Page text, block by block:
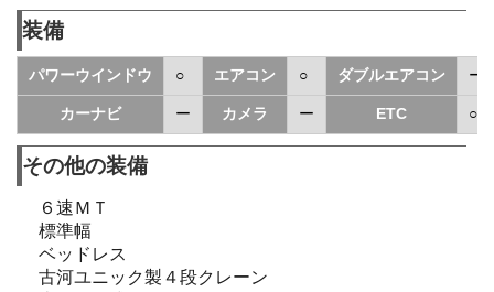
装備
パワーウインドウ ○ エアコン ○ ダブルエアコン ー
カーナビ ー カメラ ー ETC ○
その他の装備
６速ＭＴ
標準幅
ベッドレス
古河ユニック製４段クレーン